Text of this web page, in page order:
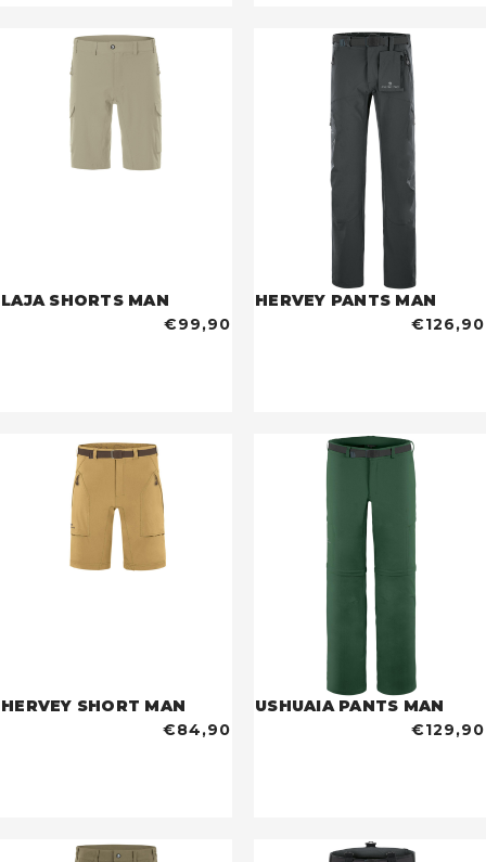
LAJA SHORTS MAN
€99,90
HERVEY PANTS MAN
€126,90
HERVEY SHORT MAN
€84,90
USHUAIA PANTS MAN
€129,90